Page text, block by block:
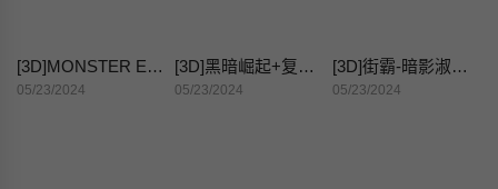
[3D]MONSTER EATER(食人怪)
05/23/2024
[3D]黑暗崛起+复仇者联盟+毒液的收藏v2
05/23/2024
[3D]街霸-暗影淑女01-03(完)
05/23/2024